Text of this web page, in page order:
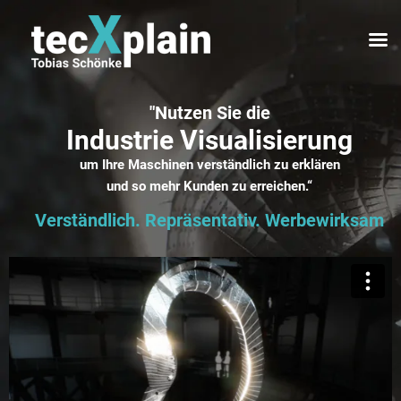
"Nutzen Sie die
Industrie Visualisierung
um Ihre Maschinen verständlich zu erklären
und so mehr Kunden zu erreichen.“
Verständlich. Repräsentativ. Werbewirksam